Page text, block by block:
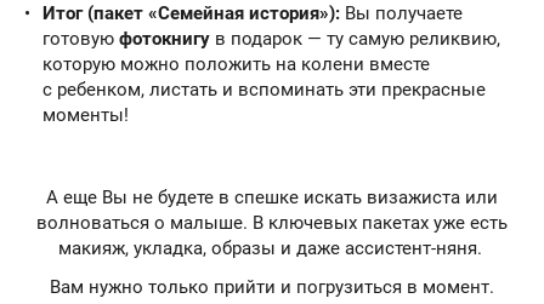
Итог (пакет «Семейная история»): Вы получаете
готовую фотокнигу в подарок — ту самую реликвию,
которую можно положить на колени вместе
с ребенком, листать и вспоминать эти прекрасные
моменты!
А еще Вы не будете в спешке искать визажиста или
волноваться о малыше. В ключевых пакетах уже есть
макияж, укладка, образы и даже ассистент-няня.
Вам нужно только прийти и погрузиться в момент.